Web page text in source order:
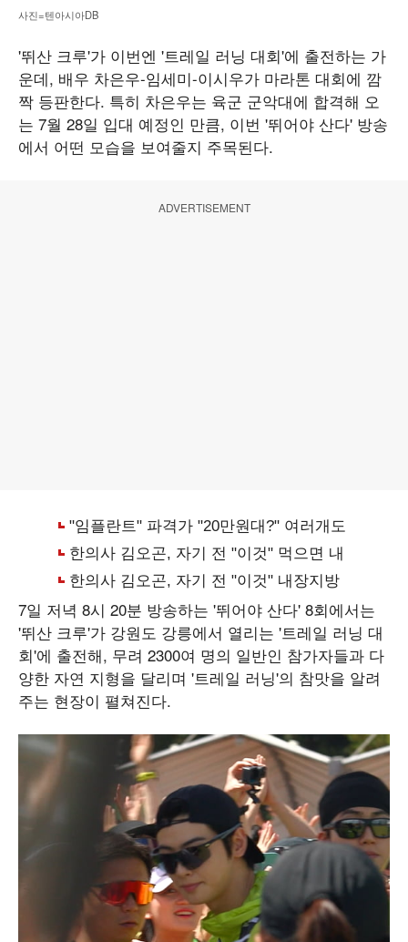
사진=텐아시아DB
'뛰산 크루'가 이번엔 '트레일 러닝 대회'에 출전하는 가
운데, 배우 차은우-임세미-이시우가 마라톤 대회에 깜
짝 등판한다. 특히 차은우는 육군 군악대에 합격해 오
는 7월 28일 입대 예정인 만큼, 이번 '뛰어야 산다' 방송
에서 어떤 모습을 보여줄지 주목된다.
ADVERTISEMENT
7일 저녁 8시 20분 방송하는 '뛰어야 산다' 8회에서는
'뛰산 크루'가 강원도 강릉에서 열리는 '트레일 러닝 대
회'에 출전해, 무려 2300여 명의 일반인 참가자들과 다
양한 자연 지형을 달리며 '트레일 러닝'의 참맛을 알려
주는 현장이 펼쳐진다.